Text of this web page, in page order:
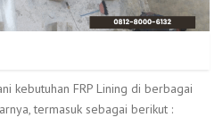
kebutuhan FRP Lining di berbagai
termasuk sebagai berikut :